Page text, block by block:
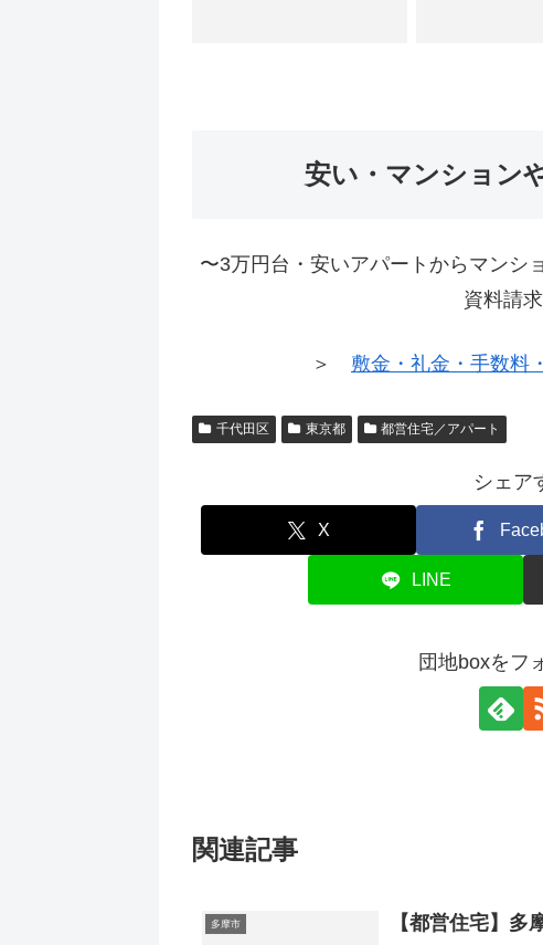
安い・マンション
〜3万円台・安いアパートからマンシ
資料請求
＞ 敷金・礼金・手数料
千代田区 東京都 都営住宅／アパート
シェア
X
LINE
団地boxをフ
関連記事
多摩市 【都営住宅】多